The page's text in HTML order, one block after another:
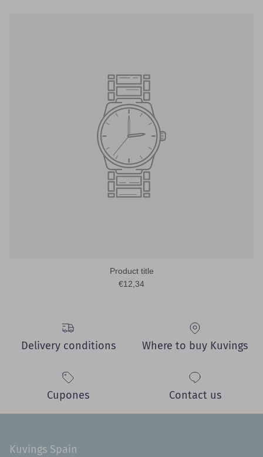
Product title
€12,34
Delivery conditions Where to buy Kuvings
Cupones Contact us
Kuvings Spain